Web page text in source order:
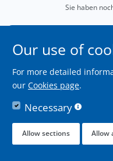
Sie haben
ALS
Our use of
For more detailed
our Cookies page.
Necessary
Allow sections Allow